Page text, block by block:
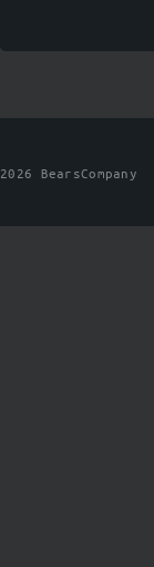
2026 BearsCompany